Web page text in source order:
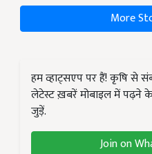
More
हम व्हाट्सएप पर हैं! कृषि से
लेटेस्ट ख़बरें मोबाइल में पढ़ने
जुड़ें.
Join on